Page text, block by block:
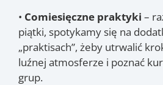
• Comiesięczne praktyki –
piątki, spotykamy się na
„praktisach”, żeby utrwalić
luźnej atmosferze i poznać
grup.